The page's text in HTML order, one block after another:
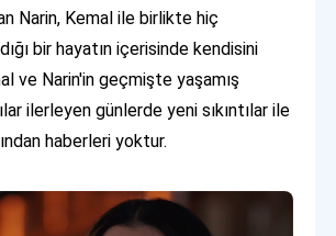
Narin, Kemal ile birlikte hiç
bir hayatın içerisinde kendisini
ve Narin'in geçmişte yaşamış
ilerleyen günlerde yeni sıkıntılar ile
haberleri yoktur.